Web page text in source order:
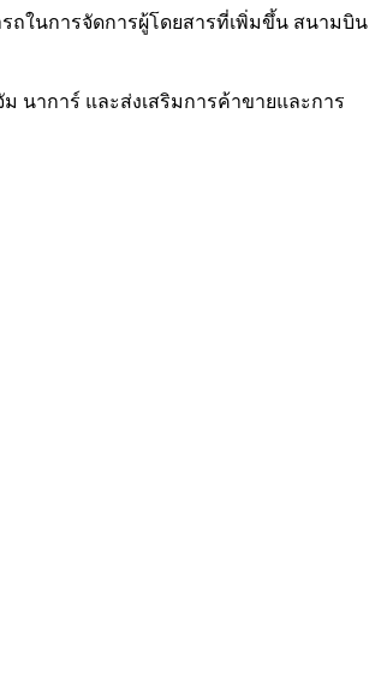
ถในการจัดการผู้โดยสารที่เพิ่มขึ้น สนามบิน
นาการ์ และส่งเสริมการค้าขายและการ